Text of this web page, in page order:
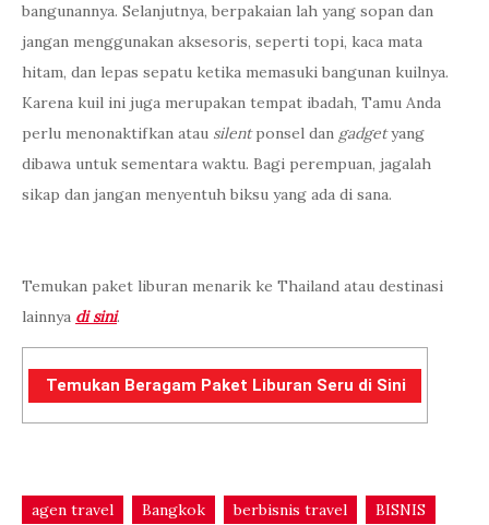
bangunannya. Selanjutnya, berpakaian lah yang sopan dan
jangan menggunakan aksesoris, seperti topi, kaca mata
hitam, dan lepas sepatu ketika memasuki bangunan kuilnya.
Karena kuil ini juga merupakan tempat ibadah, Tamu Anda
perlu menonaktifkan atau silentponsel dan gadget­yang
dibawa untuk sementara waktu. Bagi perempuan, jagalah
sikap dan jangan menyentuh biksu yang ada di sana.
Temukan paket liburan menarik ke Thailand atau destinasi
lainnya di sini.
Temukan Beragam Paket Liburan Seru di Sini
agen travel Bangkok berbisnis travel
BISNIS